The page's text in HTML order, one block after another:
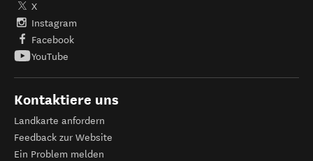
X
Instagram
Facebook
YouTube
Kontaktiere uns
Landkarte anfordern
Feedback zur Website
Ein Problem melden